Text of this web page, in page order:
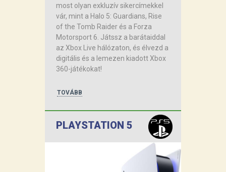
most olyan exkluzív sikercímekkel
vár, mint a Halo 5: Guardians, Rise
of the Tomb Raider és a Forza
Motorsport 6. Játssz a barátaiddal
az Xbox Live hálózaton, és élvezd a
digitális és a lemezen kiadott Xbox
360-játékokat!
TOVÁBB
PLAYSTATION 5